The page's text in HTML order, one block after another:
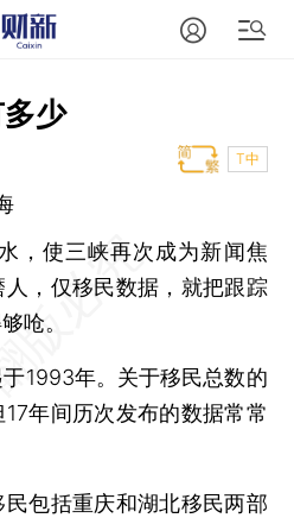
少
T中
使三峡再次成为新闻焦
，仅移民数据，就把跟踪
呛。
年。关于移民总数的
年间历次发布的数据常常
包括重庆和湖北移民两部